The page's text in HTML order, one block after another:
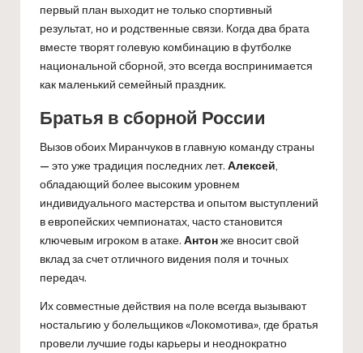
первый план выходит не только спортивный
результат, но и родственные связи. Когда два брата
вместе творят голевую комбинацию в футболке
национальной сборной, это всегда воспринимается
как маленький семейный праздник.
Братья в сборной России
Вызов обоих Миранчуков в главную команду страны
— это уже традиция последних лет. Алексей,
обладающий более высоким уровнем
индивидуального мастерства и опытом выступлений
в европейских чемпионатах, часто становится
ключевым игроком в атаке. Антонже вносит свой
вклад за счет отличного видения поля и точных
передач.
Их совместные действия на поле всегда вызывают
ностальгию у болельщиков «Локомотива», где братья
провели лучшие годы карьеры и неоднократно